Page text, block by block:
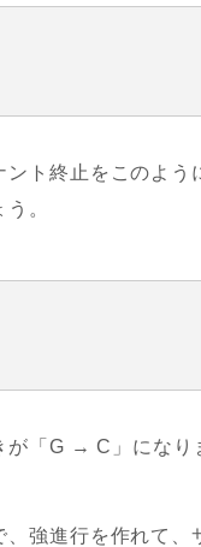
ント終止をこのよう
。
が「G → C」になり
、強進行を作れて、